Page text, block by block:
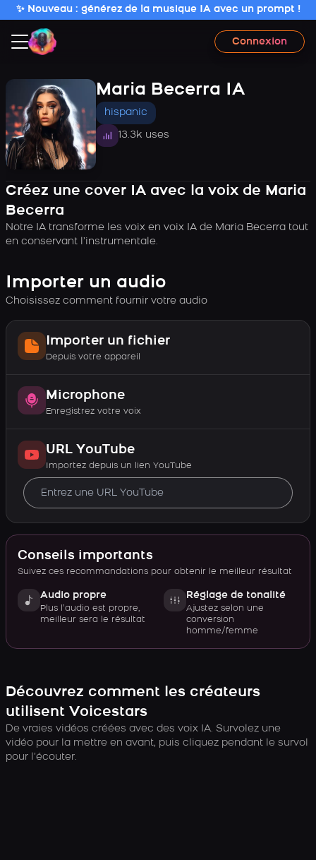
✨ Nouveau : générez de la musique IA avec un prompt !
Connexion
Maria Becerra IA
hispanic
13.3k uses
Créez une cover IA avec la voix de Maria
Becerra
Notre IA transforme les voix en voix IA de Maria Becerra tout
en conservant l’instrumentale.
Importer un audio
Choisissez comment fournir votre audio
Importer un fichier
Depuis votre appareil
Microphone
Enregistrez votre voix
URL YouTube
Importez depuis un lien YouTube
Conseils importants
Suivez ces recommandations pour obtenir le meilleur résultat
Audio propre
Plus l’audio est propre,
meilleur sera le résultat
Réglage de tonalité
Ajustez selon une
conversion
homme/femme
Découvrez comment les créateurs
utilisent Voicestars
De vraies vidéos créées avec des voix IA. Survolez une
vidéo pour la mettre en avant, puis cliquez pendant le survol
pour l’écouter.